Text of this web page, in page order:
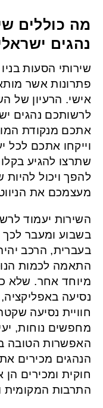
מה כוללים
נהגים
שירותי הסעות בניו
פתרונות אשר
אישי. הרעיון של
לרשותכם נהגים
אתכם מנקודת
וייקחו אתכם לכל
שתרצו להגיע
להפך ויכול
מעצמכם את
השירות יעמוד
בשבוע ומעבר לכך
בעברית, הרכב
התאמה לכמות
מיוחד אחר. שלא
נסיעה
חוויית נסיעה
מחפשים נוחות,
האפשרות הטובה
הנהגים מכירים
חוקית ומכירים
התרבות המקומית